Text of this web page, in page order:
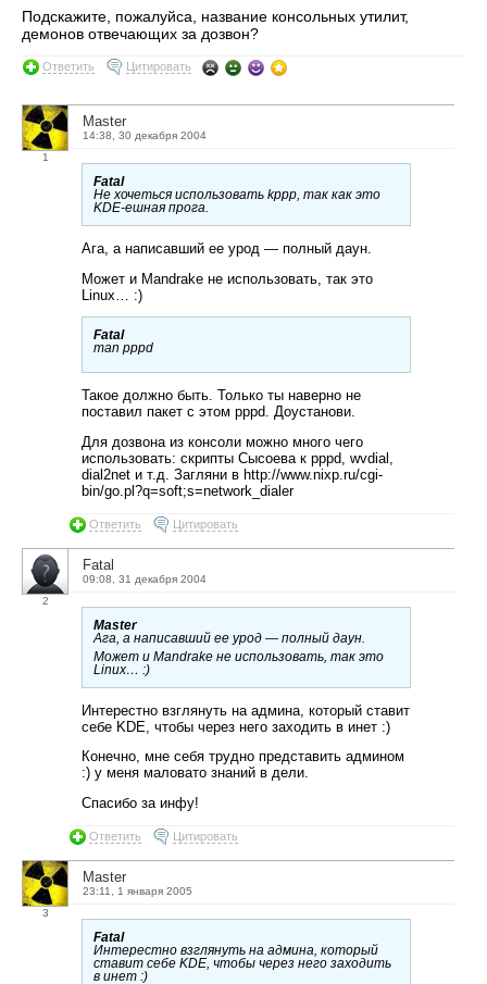
Подскажите, пожалуйса, название консольных утилит,
демонов отвечающих за дозвон?
Ответить Цитировать
1
Master
14:38, 30 декабря 2004
Fatal
Не хочеться использовать kppp, так как это
KDE-ешная прога.
Ага, а написавший ее урод — полный даун.
Может и Mandrake не использовать, так это
Linux… :)
Fatal
man pppd
Такое должно быть. Только ты наверно не
поставил пакет с этом pppd. Доустанови.
Для дозвона из консоли можно много чего
использовать: скрипты Сысоева к pppd, wvdial,
dial2net и т.д. Загляни в http://www.nixp.ru/cgi-
bin/go.pl?q=soft;s=network_dialer
Ответить Цитировать
2
Fatal
09:08, 31 декабря 2004
Master
Ага, а написавший ее урод — полный даун.
Может и Mandrake не использовать, так это
Linux… :)
Интерестно взглянуть на админа, который ставит
себе KDE, чтобы через него заходить в инет :)
Конечно, мне себя трудно представить админом
:) у меня маловато знаний в дели.
Спасибо за инфу!
Ответить Цитировать
3
Master
23:11, 1 января 2005
Fatal
Интерестно взглянуть на админа, который
ставит себе KDE, чтобы через него заходить
в инет :)